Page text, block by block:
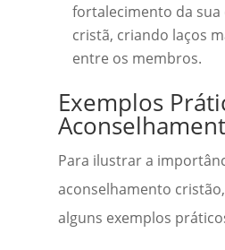
fortalecimento da sua
cristã, criando laços
entre os membros.
Exemplos
Para ilustrar a
aconselhamento
alguns exemplos